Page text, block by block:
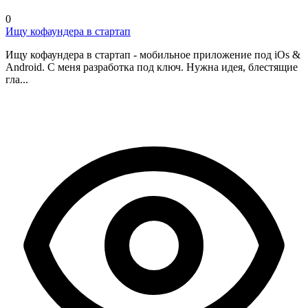
0
Ищу кофаундера в стартап
Ищу кофаундера в стартап - мобильное приложение под iOs &
Android. С меня разработка под ключ. Нужна идея, блестящие
гла...